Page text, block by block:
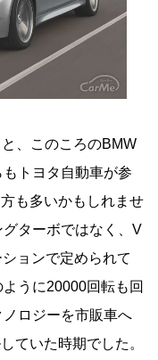
、このころのBMW
トヨタ自動車が参
も多いかもしれませ
ターボではなく、V
ョンで定められて
うに20000回転も回
ロジーを市販車へ
ていた時期でした。